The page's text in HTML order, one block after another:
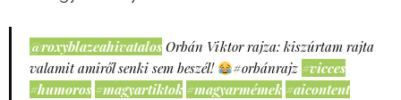
@roxyblazeahivatalos Orbán Viktor rajza: kiszúrtam rajta
valamit amiről senki sem beszél!
#orbánrajz #vicces
#humoros #magyartiktok #magyarmémek #aicontent